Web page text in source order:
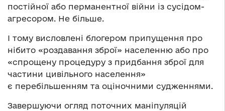
постійної або перманентної війни із сусідом-
агресором. Не більше.
І тому висловлені блогером припущення про
нібито «роздавання зброї» населенню або про
«спрощену процедуру з придбання зброї для
частини цивільного населення»
є перебільшенням та оціночними судженнями.
Завершуючи огляд поточних маніпуляцій